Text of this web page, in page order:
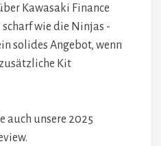
Kawasaki Finance
wie die Ninjas -
solides Angebot, wenn
Kit
auch unsere 2025